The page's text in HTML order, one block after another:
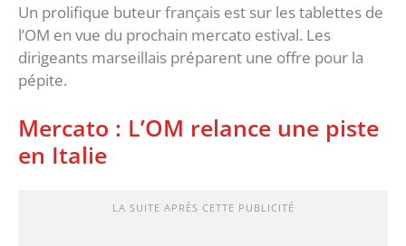
Un prolifique buteur français est sur les tablettes de
l’OM en vue du prochain mercato estival. Les
dirigeants marseillais préparent une offre pour la
pépite.
Mercato : L’OM relance une piste
en Italie
LA SUITE APRÈS CETTE PUBLICITÉ